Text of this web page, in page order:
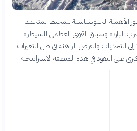
الأهمية الجيوسياسية للمحيط المتجمد
الباردة وسباق القوى العظمى للسيطرة
التحديات والفرص الراهنة في ظل التغيرات
على النفوذ في هذه المنطقة الاستراتيجية.